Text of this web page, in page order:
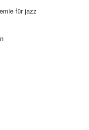
für jazz